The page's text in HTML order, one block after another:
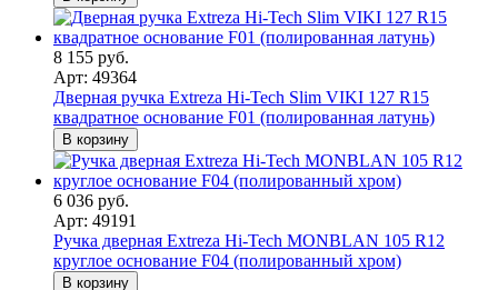
8 155 руб.
Арт: 49364
Дверная ручка Extreza Hi-Tech Slim VIKI 127 R15
квадратное основание F01 (полированная латунь)
В корзину
6 036 руб.
Арт: 49191
Ручка дверная Extreza Hi-Tech MONBLAN 105 R12
круглое основание F04 (полированный хром)
В корзину